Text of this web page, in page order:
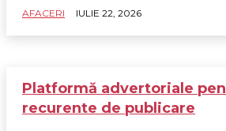
AFACERI IULIE 22, 2026
Platformă advertoriale
recurente de publicare